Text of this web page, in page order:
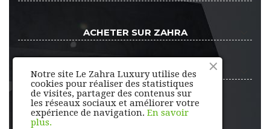
ACHETER SUR ZAHRA
ESPACE CLIENT
Notre site Le Zahra Luxury utilise des
cookies pour réaliser des statistiques
de visites, partager des contenus sur
les réseaux sociaux et améliorer votre
expérience de navigation. En savoir
plus.